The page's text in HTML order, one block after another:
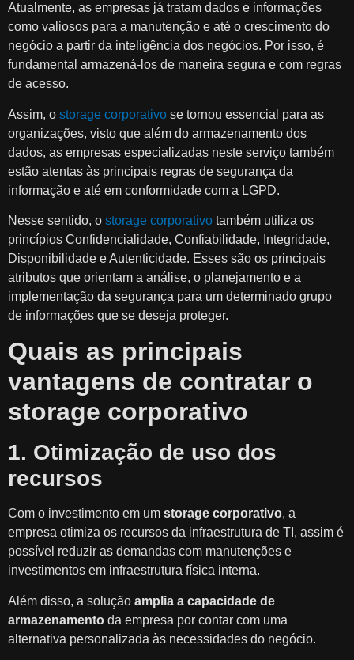
Atualmente, as empresas já tratam dados e informações
como valiosos para a manutenção e até o crescimento do
negócio a partir da inteligência dos negócios. Por isso, é
fundamental armazená-los de maneira segura e com regras
de acesso.
Assim, o storage corporativo se tornou essencial para as
organizações, visto que além do armazenamento dos
dados, as empresas especializadas neste serviço também
estão atentas às principais regras de segurança da
informação e até em conformidade com a LGPD.
Nesse sentido, o storage corporativo também utiliza os
princípios Confidencialidade, Confiabilidade, Integridade,
Disponibilidade e Autenticidade. Esses são os principais
atributos que orientam a análise, o planejamento e a
implementação da segurança para um determinado grupo
de informações que se deseja proteger.
Quais as principais
vantagens de contratar o
storage corporativo
1. Otimização de uso dos
recursos
Com o investimento em um storage corporativo, a
empresa otimiza os recursos da infraestrutura de TI, assim é
possível reduzir as demandas com manutenções e
investimentos em infraestrutura física interna.
Além disso, a solução amplia a capacidade de
armazenamento da empresa por contar com uma
alternativa personalizada às necessidades do negócio.